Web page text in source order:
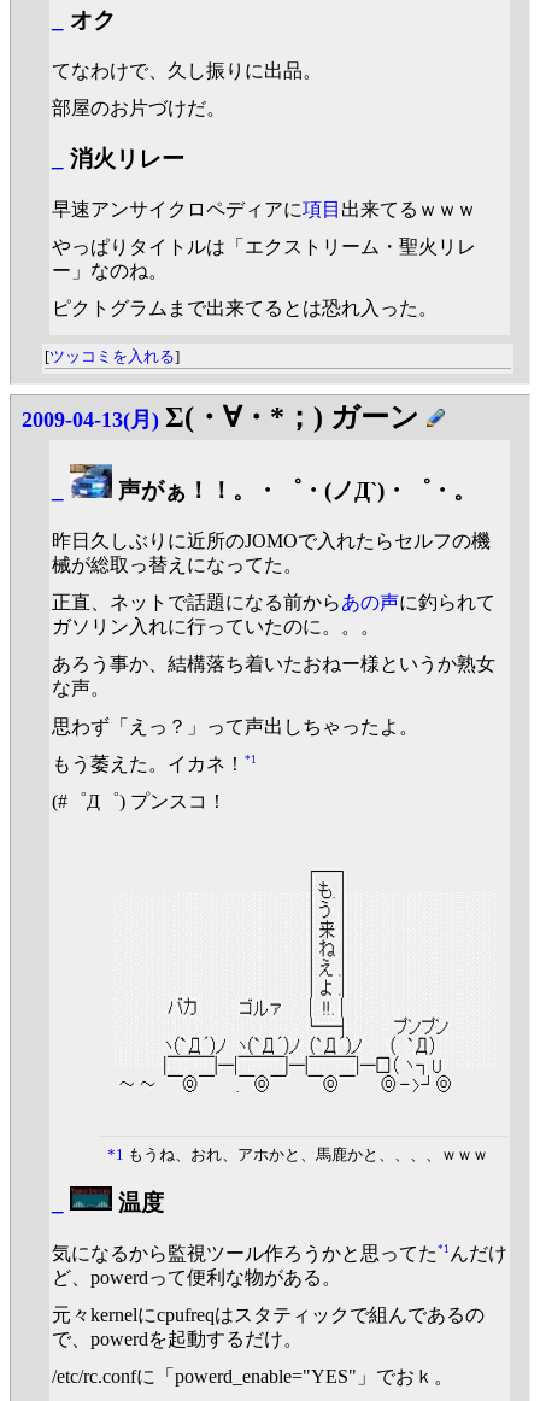
オク
てなわけで、久し振りに出品。
部屋のお片づけだ。
消火リレー
早速アンサイクロペディアに項目 出来てるｗｗｗ
やっぱりタイトルは「エクストリーム・聖火リレ
ー」なのね。
ピクトグラムまで出来てるとは恐れ入った。
[ツッコミを入れる]
2009-04-13(月) Σ(・∀・*；) ガーン
声がぁ！！。・゜・(ノД`)・゜・。
昨日久しぶりに近所のJOMOで入れたらセルフの機
械が総取っ替えになってた。
正直、ネットで話題になる前からあの声に釣られて
ガソリン入れに行っていたのに。。。
あろう事か、結構落ち着いたおねー様というか熟女
な声。
思わず「えっ？」って声出しちゃったよ。
もう萎えた。イカネ！
*1
(#゜Д゜) プンスコ！
*1 もうね、おれ、アホかと、馬鹿かと、、、、ｗｗｗ
温度
気になるから監視ツール作ろうかと思ってた *1 んだけ
ど、powerdって便利な物がある。
元々kernelにcpufreqはスタティックで組んであるの
で、powerdを起動するだけ。
/etc/rc.confに「powerd_enable="YES"」でおｋ。